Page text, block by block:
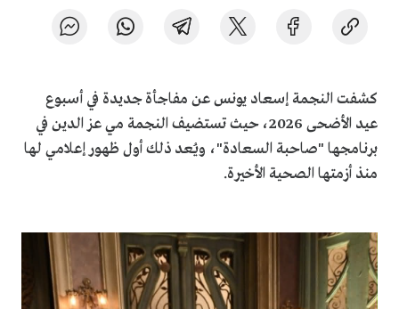
كشفت النجمة إسعاد يونس عن مفاجأة جديدة في أسبوع
عيد الأضحى 2026، حيث تستضيف النجمة مي عز الدين في
برنامجها "صاحبة السعادة"، ويُعد ذلك أول ظهور إعلامي لها
منذ أزمتها الصحية الأخيرة.